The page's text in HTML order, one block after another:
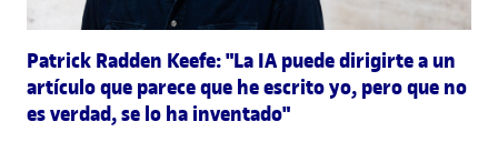
Patrick Radden Keefe: "La IA puede dirigirte a un
artículo que parece que he escrito yo, pero que no
es verdad, se lo ha inventado"